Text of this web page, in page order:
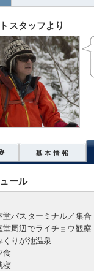
スタッフより
ール
堂バスターミナル／集合
堂周辺でライチョウ観察
くりが池温泉
食
寝